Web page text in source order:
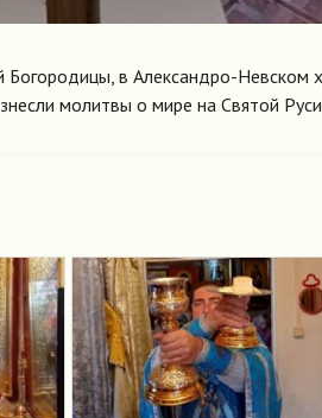
в Александро-Невском
молитвы о мире на Святой